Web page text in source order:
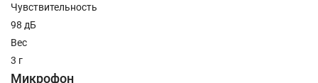
Чувствительность
98 дБ
Вес
3 г
Микрофон